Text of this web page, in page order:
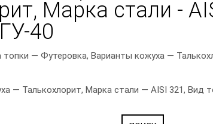
Марка стали -
40
— Футеровка, Варианты кожуха —
Талькохлорит, Марка стали — AISI 321, Вид